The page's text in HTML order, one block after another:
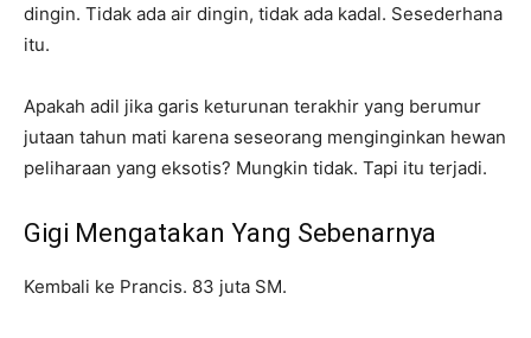
dingin. Tidak ada air dingin, tidak ada kadal. Sesederhana
itu.
Apakah adil jika garis keturunan terakhir yang berumur
jutaan tahun mati karena seseorang menginginkan hewan
peliharaan yang eksotis? Mungkin tidak. Tapi itu terjadi.
Gigi Mengatakan Yang Sebenarnya
Kembali ke Prancis. 83 juta SM.